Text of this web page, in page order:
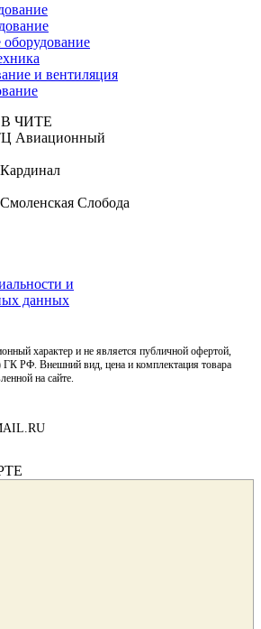
оборудование
и вентиляция
ЧИТЕ
Авиационный
Слобода
и
данных
характер и не является публичной офертой,
ГК РФ. Внешний вид, цена и комплектация товара
на сайте.